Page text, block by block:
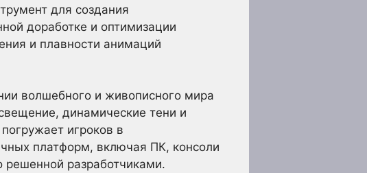
для создания
доработке и оптимизации
и плавности анимаций
волшебного и живописного мира
динамические тени и
игроков в
платформ, включая ПК, консоли
решенной разработчиками.